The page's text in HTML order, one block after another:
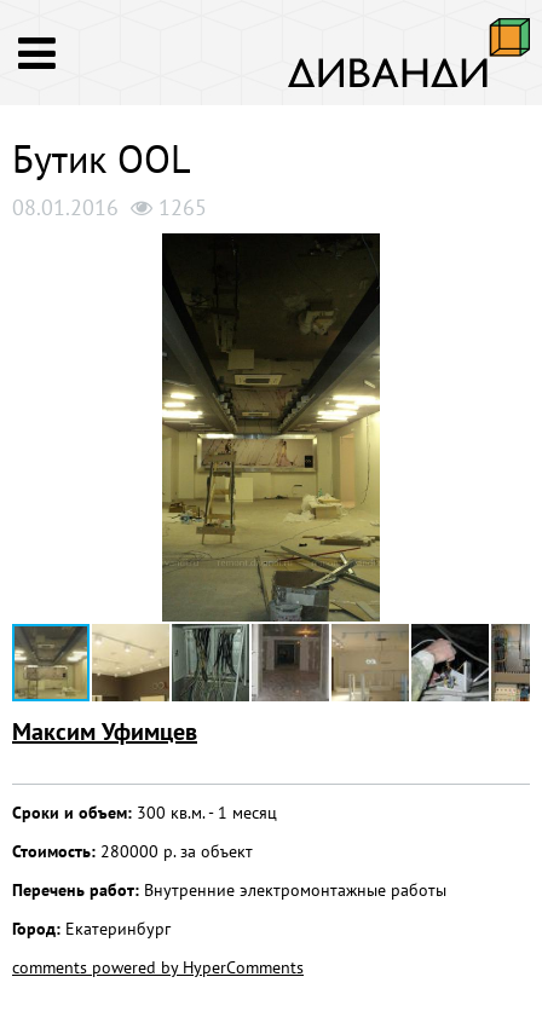
Бутик OOL
08.01.2016 1265
Максим Уфимцев
Сроки и объем: 300 кв.м. - 1 месяц
Стоимость: 280000 р. за объект
Перечень работ: Внутренние электромонтажные работы
Город: Екатеринбург
comments powered by HyperComments